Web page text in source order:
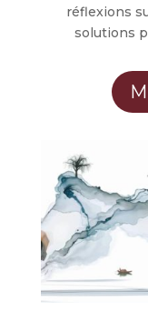
réflexions
solutions